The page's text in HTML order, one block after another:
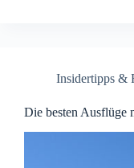
Insidertipps &
Die besten Ausflüge